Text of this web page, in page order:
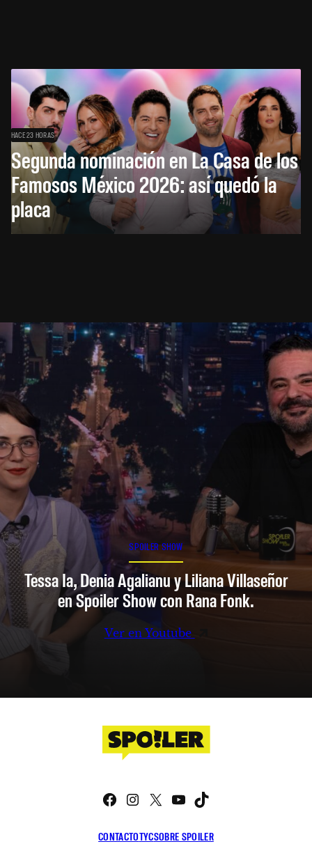
HACE 23 HORAS
Segunda nominación en La Casa de los
Famosos México 2026: así quedó la
placa
SPOILER SHOW
Tessa Ia, Denia Agalianu y Liliana Villaseñor
en Spoiler Show con Rana Fonk.
Ver en Youtube
CONTACTOTYCSOBRE SPOILER
Facebook
Instagram
X YouTube